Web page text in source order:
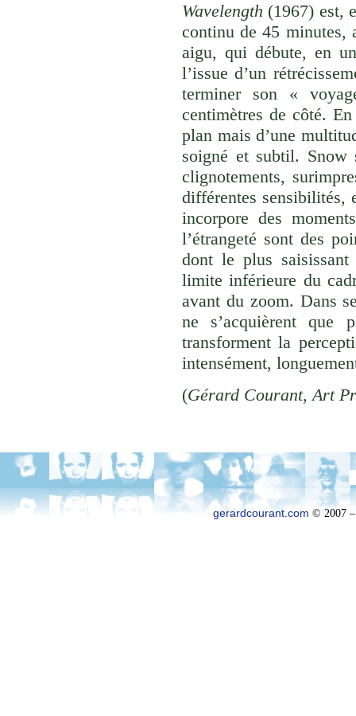
Wavelength (1967) est,
continu de 45 minutes,
aigu, qui débute, en
l’issue d’un
terminer son «
centimètres de côté.
plan mais d’une
soigné et subtil. Snow
clignotements,
différentes sensibilités,
incorpore des
l’étrangeté sont des
dont le plus
limite inférieure du
avant du zoom. Dans
ne s’acquièrent que
transforment la
intensément,
(Gérard Courant,Art
gerardcourant.com © 2007